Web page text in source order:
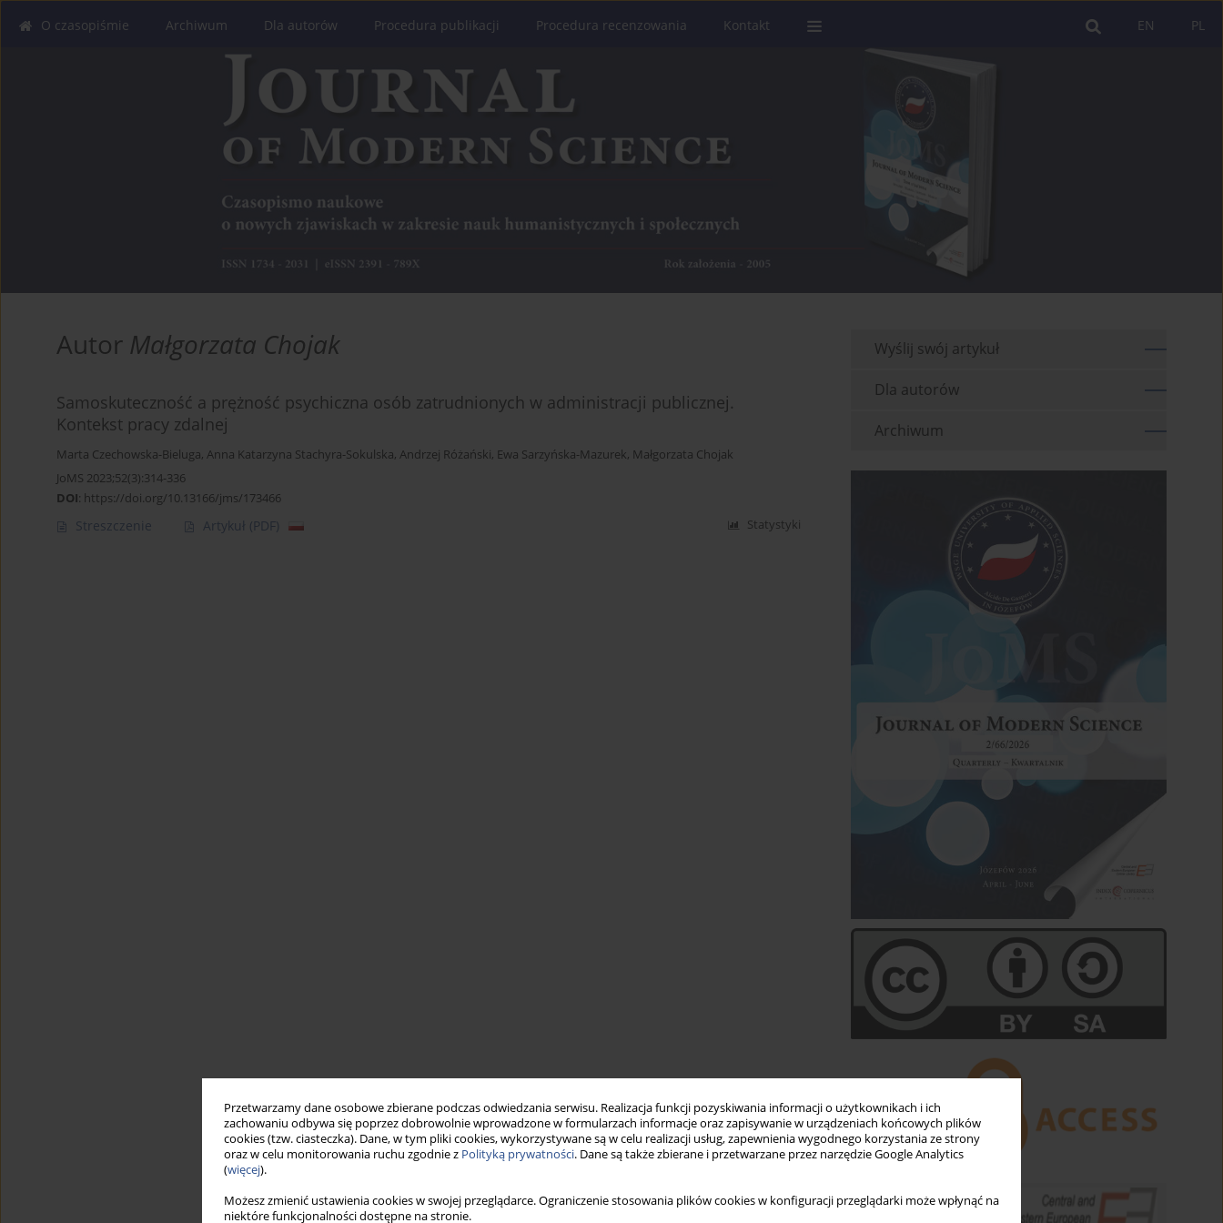
Przetwarzamy dane osobowe zbierane podczas odwiedzania serwisu. Realizacja funkcji pozyskiwania informacji o użytkownikach i ich
zachowaniu odbywa się poprzez dobrowolnie wprowadzone w formularzach informacje oraz zapisywanie w urządzeniach końcowych plików
cookies (tzw. ciasteczka). Dane, w tym pliki cookies, wykorzystywane są w celu realizacji usług, zapewnienia wygodnego korzystania ze strony
oraz w celu monitorowania ruchu zgodnie z Polityką prywatności. Dane są także zbierane i przetwarzane przez narzędzie Google Analytics
(więcej).
Możesz zmienić ustawienia cookies w swojej przeglądarce. Ograniczenie stosowania plików cookies w konfiguracji przeglądarki może wpłynąć na
niektóre funkcjonalności dostępne na stronie.
PL
EN
O czasopiśmie Archiwum Dla autorów Procedura publikacji Procedura recenzowania Kontakt
Autor Małgorzata Chojak
Samoskuteczność a prężność psychiczna osób zatrudnionych w administracji publicznej.
Kontekst pracy zdalnej
Marta Czechowska-Bieluga, Anna Katarzyna Stachyra-Sokulska, Andrzej Różański, Ewa Sarzyńska-Mazurek, Małgorzata Chojak
JoMS 2023;52(3):314-336
DOI: https://doi.org/10.13166/jms/173466
Streszczenie Artykuł (PDF) Statystyki
Wyślij swój artykuł
Dla autorów
Archiwum